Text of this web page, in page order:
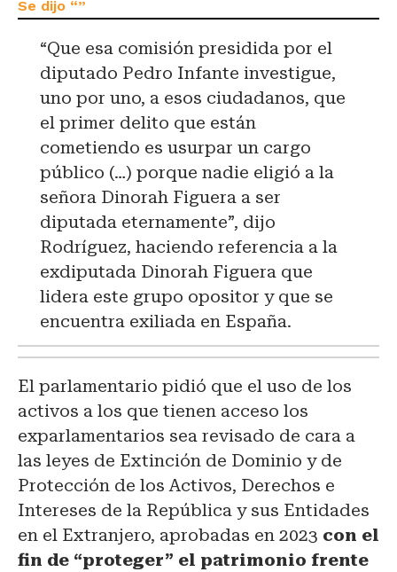
“Que esa comisión presidida por el
diputado Pedro Infante investigue,
uno por uno, a esos ciudadanos, que
el primer delito que están
cometiendo es usurpar un cargo
público (…) porque nadie eligió a la
señora Dinorah Figuera a ser
diputada eternamente”, dijo
Rodríguez, haciendo referencia a la
exdiputada Dinorah Figuera que
lidera este grupo opositor y que se
encuentra exiliada en España.
El parlamentario pidió que el uso de los
activos a los que tienen acceso los
exparlamentarios sea revisado de cara a
las leyes de Extinción de Dominio y de
Protección de los Activos, Derechos e
Intereses de la República y sus Entidades
en el Extranjero, aprobadas en 2023 con el
fin de “proteger” el patrimonio frente